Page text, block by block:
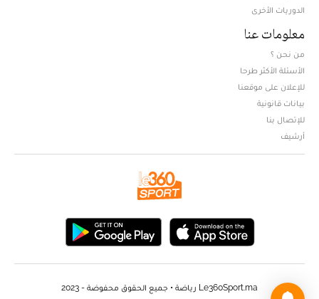
الدوريات الأخرى
معلومات عنا
من نحن ؟
الأسئلة الأكثر طرحا
للإعلان على موقعنا
بيانات قانونية
للإتصال بنا
أرشيف
Le360Sport.ma رياضة • جميع الحقوق محفوضة - 2023